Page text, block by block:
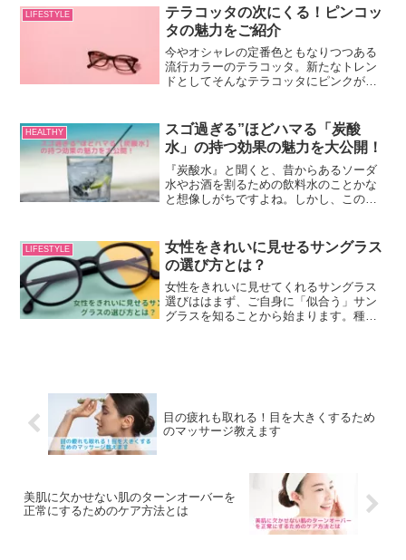
ね！また、日々お仕事や学生生活で忙し
くされている方にはとても嬉しい朗報か
もしれません！今話題になっている「睡
眠を利用したダイエット」ぜひ、参考に
してみてください。
LIFESTYLE
テラコッタの次にくる！ピンコッ
タの魅力をご紹介
今やオシャレの定番色ともなりつつある
流行カラーのテラコッタ。新たなトレン
ドとしてそんなテラコッタにピンクがか
記事ではそんな新トレンド、ピンコッタ
カラーの魅力やピンコッタ...
HEALTHY
スゴ過ぎる”ほどハマる「炭酸
水」の持つ効果の魅力を大公開！
『炭酸水』と聞くと、昔からあるソーダ
水やお酒を割るための飲料水のことかな
と想像しがちですよね。しかし、この普
などのセレブの間では、ちょっとしたブ
ームになっているのです！
LIFESTYLE
女性をきれいに見せるサングラス
の選び方とは？
女性をきれいに見せてくれるサングラス
選びははまず、ご自身に「似合う」サン
グラスを知ることから始まります。種類
目の疲れも取れる！目を大きくするため
のマッサージ教えます
美肌に欠かせない肌のターンオーバーを
正常にするためのケア方法とは